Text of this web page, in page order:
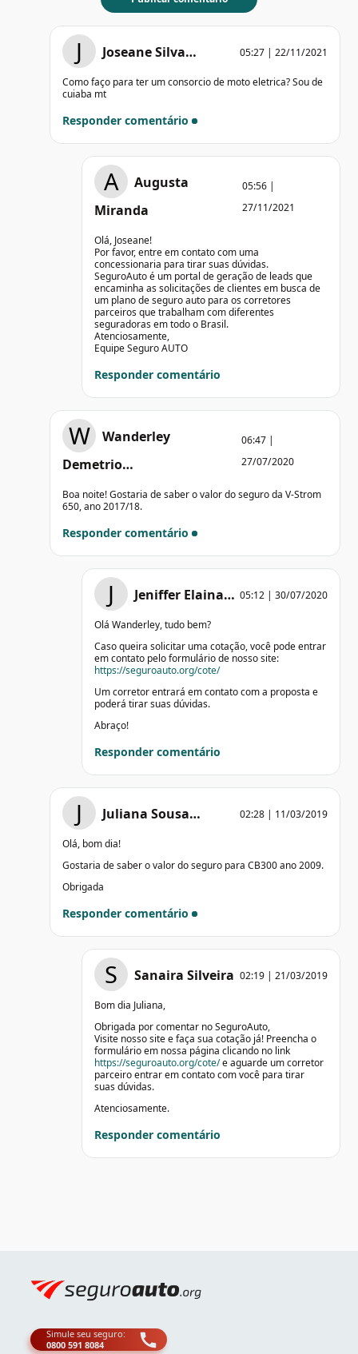
J Joseane Silva… 05:27 | 22/11/2021
Como faço para ter um consorcio de moto eletrica? Sou de
cuiaba mt
Responder comentário
A
Augusta
Miranda
05:56 |
27/11/2021
Olá, Joseane!
Por favor, entre em contato com uma
concessionaria para tirar suas dúvidas.
SeguroAuto é um portal de geração de leads que
encaminha as solicitações de clientes em busca de
um plano de seguro auto para os corretores
parceiros que trabalham com diferentes
seguradoras em todo o Brasil.
Atenciosamente,
Equipe Seguro AUTO
Responder comentário
W
Wanderley
Demetrio…
06:47 |
27/07/2020
Boa noite! Gostaria de saber o valor do seguro da V-Strom
650, ano 2017/18.
Responder comentário
J Jeniffer Elaina… 05:12 | 30/07/2020
Olá Wanderley, tudo bem?
Caso queira solicitar uma cotação, você pode entrar
em contato pelo formulário de nosso site:
https://seguroauto.org/cote/
Um corretor entrará em contato com a proposta e
poderá tirar suas dúvidas.
Abraço!
Responder comentário
J Juliana Sousa… 02:28 | 11/03/2019
Olá, bom dia!
Gostaria de saber o valor do seguro para CB300 ano 2009.
Obrigada
Responder comentário
S Sanaira Silveira 02:19 | 21/03/2019
Bom dia Juliana,
Obrigada por comentar no SeguroAuto,
Visite nosso site e faça sua cotação já! Preencha o
formulário em nossa página clicando no link
https://seguroauto.org/cote/e aguarde um corretor
parceiro entrar em contato com você para tirar
suas dúvidas.
Atenciosamente.
Responder comentário
Simule seu seguro:
0800 591 8084